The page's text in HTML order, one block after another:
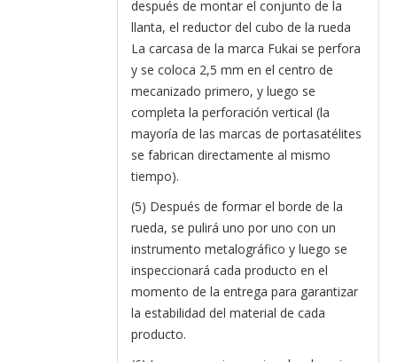
después de montar el conjunto de la
llanta, el reductor del cubo de la rueda
La carcasa de la marca Fukai se perfora
y se coloca 2,5 mm en el centro de
mecanizado primero, y luego se
completa la perforación vertical (la
mayoría de las marcas de portasatélites
se fabrican directamente al mismo
tiempo).
(5) Después de formar el borde de la
rueda, se pulirá uno por uno con un
instrumento metalográfico y luego se
inspeccionará cada producto en el
momento de la entrega para garantizar
la estabilidad del material de cada
producto.